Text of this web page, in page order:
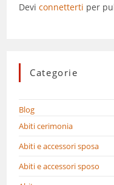
Deviconnetterti per
Categorie
Blog
Abiti cerimonia
Abiti e accessori sposa
Abiti e accessori sposo